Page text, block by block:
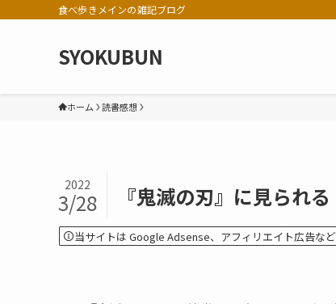
食べ歩きメインの雑記ブログ
SYOKUBUN
ホーム 読書感想
『鬼滅の刃』に見られ
2022
3/28
当サイトは Google Adsense、アフィリエイト広告な